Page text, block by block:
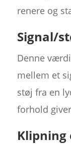
renere og
Signal/
Denne
mellem et
støj fra en
forhold